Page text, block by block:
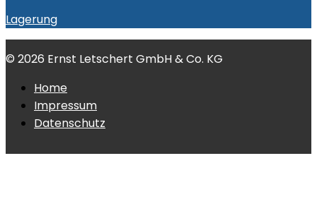
Lagerung
© 2026 Ernst Letschert GmbH & Co. KG
Home
Impressum
Datenschutz